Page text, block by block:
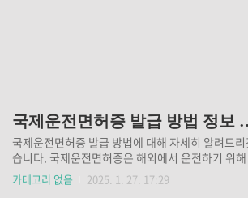
국제운전면허
국제운전면허증 발급 방법에 대해 자세히 알려드리
습니다. 국제운전면허증은 해외에서 운전하기 위
요한 것으로, 국내 운전면허증을 소지한 분이라면 발
받으실 수 있습니다. 발급 방법은 크게 온라인 신청과
카테고리 없음 2025. 1. 27. 17:29